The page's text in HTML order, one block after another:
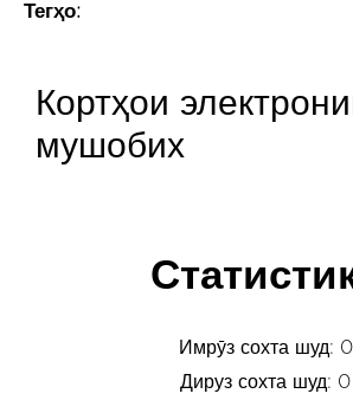
Тегҳо:
Кортҳои
мушобих
Имрӯз сохта шуд: 0
Дируз сохта шуд: 0